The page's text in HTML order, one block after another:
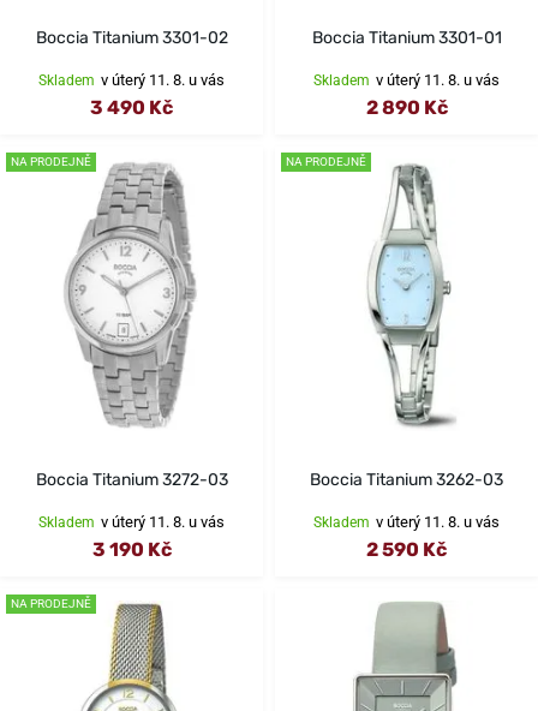
Boccia Titanium 3301-02
Skladem v úterý 11. 8. u vás
3 490 Kč
Boccia Titanium 3301-01
Skladem v úterý 11. 8. u vás
2 890 Kč
NA PRODEJNĚ
Boccia Titanium 3272-03
Skladem v úterý 11. 8. u vás
3 190 Kč
NA PRODEJNĚ
Boccia Titanium 3262-03
Skladem v úterý 11. 8. u vás
2 590 Kč
NA PRODEJNĚ